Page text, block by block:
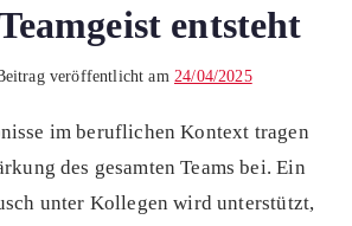
entsteht
veröffentlicht am 24/04/2025
im beruflichen Kontext tragen
des gesamten Teams bei. Ein
unter Kollegen wird unterstützt,